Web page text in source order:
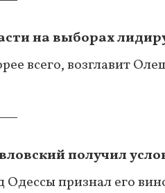
на выборах
всего, возглавит
получил
признал его